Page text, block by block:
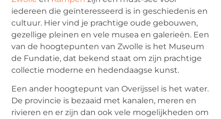
iedereen die geïnteresseerd is in geschiedenis en
cultuur. Hier vind je prachtige oude gebouwen,
gezellige pleinen en vele musea en galerieën. Een
van de hoogtepunten van Zwolle is het Museum
de Fundatie, dat bekend staat om zijn prachtige
collectie moderne en hedendaagse kunst.
Een ander hoogtepunt van Overijssel is het water.
De provincie is bezaaid met kanalen, meren en
rivieren en er zijn dan ook vele mogelijkheden om